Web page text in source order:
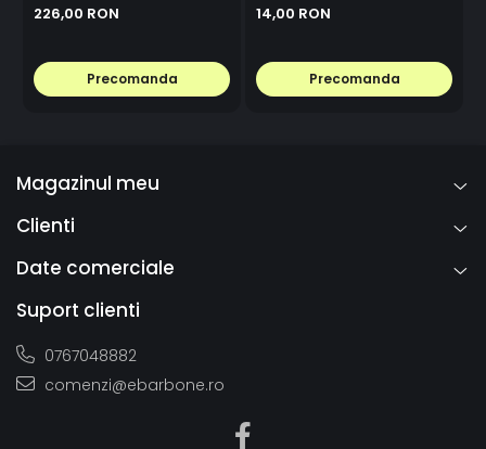
226,00 RON
Precomanda
14,00 RON
Precomanda
Magazinul meu
Clienti
Date comerciale
Suport clienti
0767048882
comenzi@ebarbone.ro